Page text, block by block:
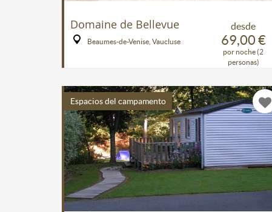
desde
69,00 €
por noche (2
personas)
Domaine de Bellevue
Beaumes-de-Venise, Vaucluse
Espacios del campamento